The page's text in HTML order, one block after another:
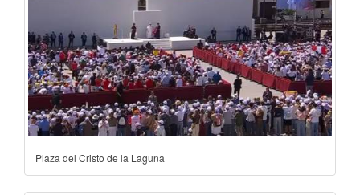
Plaza del Cristo de la Laguna